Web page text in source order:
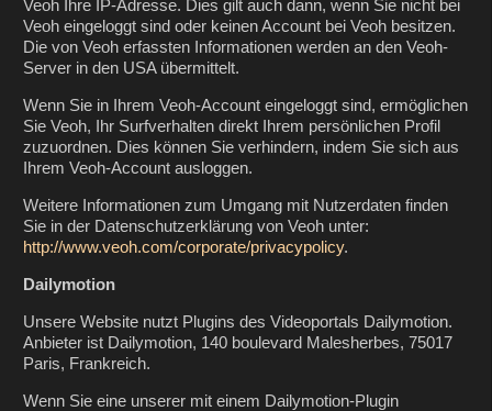
Veoh Ihre IP-Adresse. Dies gilt auch dann, wenn Sie nicht bei
Veoh eingeloggt sind oder keinen Account bei Veoh besitzen.
Die von Veoh erfassten Informationen werden an den Veoh-
Server in den USA übermittelt.
Wenn Sie in Ihrem Veoh-Account eingeloggt sind, ermöglichen
Sie Veoh, Ihr Surfverhalten direkt Ihrem persönlichen Profil
zuzuordnen. Dies können Sie verhindern, indem Sie sich aus
Ihrem Veoh-Account ausloggen.
Weitere Informationen zum Umgang mit Nutzerdaten finden
Sie in der Datenschutzerklärung von Veoh unter:
http://www.veoh.com/corporate/privacypolicy.
Dailymotion
Unsere Website nutzt Plugins des Videoportals Dailymotion.
Anbieter ist Dailymotion, 140 boulevard Malesherbes, 75017
Paris, Frankreich.
Wenn Sie eine unserer mit einem Dailymotion-Plugin